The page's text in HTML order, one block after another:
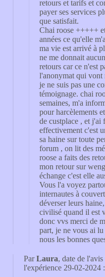
retours et tarifs et
payer ses services
que satisfait.
Chai roose +++++
années ce qu'elle
ma vie est arrivé à
ne me donnait
retours car ce n'est
l'anonymat qui vont
je ne suis pas une
témoignage. chai
semaines, m'a
pour harcèlements
de custplace , et j'ai
effectivement c'est
sa haine sur toute
forum , on lit des
roose a faits des
mon retour sur
échange c'est elle
Vous l'a voyez
internautes à
déverser leurs
civilisé quand il est
donc vvs merci de
part, je ne vous ai
nous les bonnes
ParLaura, date de
l'expérience 29-02-2024 :